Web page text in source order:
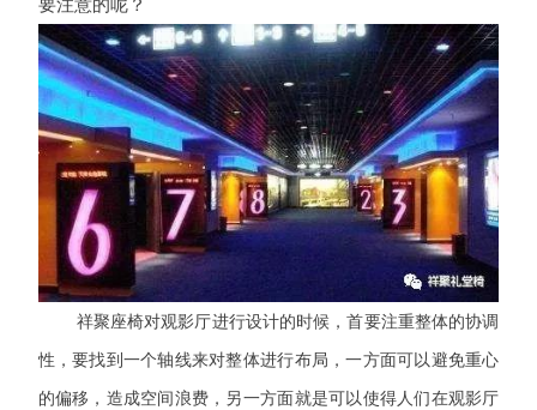
要注意的呢？
祥聚座椅对观影厅进行设计的时候，首要注重整体的协调
性，要找到一个轴线来对整体进行布局，一方面可以避免重心
的偏移，造成空间浪费，另一方面就是可以使得人们在观影厅